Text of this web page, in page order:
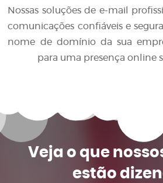
Nossas soluções de e-mail
comunicações confiáveis e
nome de domínio da sua
para uma presença online
Veja o que
estão